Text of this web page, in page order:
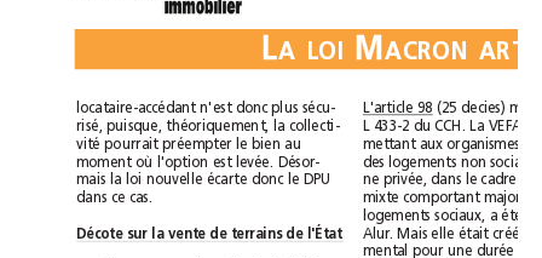
locataire-accédant n'est donc plus sécu-
risé, puisque, théoriquement, la collecti-
vité pourrait préempter le bien au
moment où l'option est levée. Désor-
mais la loi nouvelle écarte donc le DPU
dans ce cas.
Décote sur la vente de terrains de l'État
L'article 98
L ALOI M